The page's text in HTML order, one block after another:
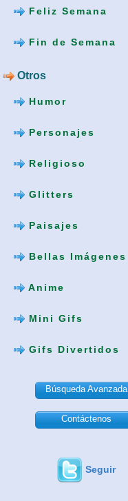
Feliz Semana
Fin de Semana
Otros
Humor
Personajes
Religioso
Glitters
Paisajes
Bellas Imágenes
Anime
Mini Gifs
Gifs Divertidos
Búsqueda Avanzada
Contáctenos
Seguir